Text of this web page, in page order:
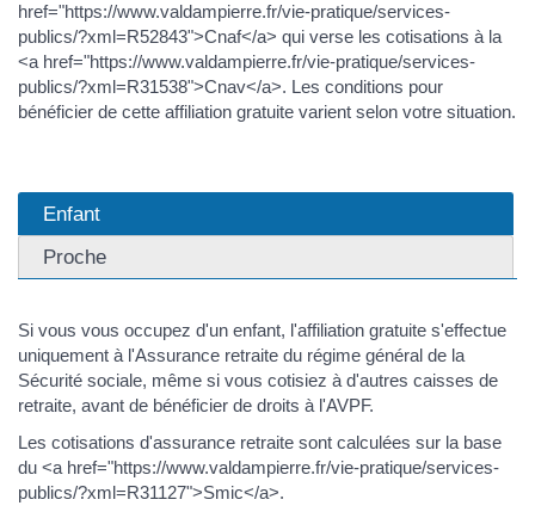
href="https://www.valdampierre.fr/vie-pratique/services-
publics/?xml=R52843">Cnaf</a> qui verse les cotisations à la
<a href="https://www.valdampierre.fr/vie-pratique/services-
publics/?xml=R31538">Cnav</a>. Les conditions pour
bénéficier de cette affiliation gratuite varient selon votre situation.
Enfant
Proche
Si vous vous occupez d'un enfant, l'affiliation gratuite s'effectue
uniquement à l'Assurance retraite du régime général de la
Sécurité sociale, même si vous cotisiez à d'autres caisses de
retraite, avant de bénéficier de droits à l'AVPF.
Les cotisations d'assurance retraite sont calculées sur la base
du <a href="https://www.valdampierre.fr/vie-pratique/services-
publics/?xml=R31127">Smic</a>.